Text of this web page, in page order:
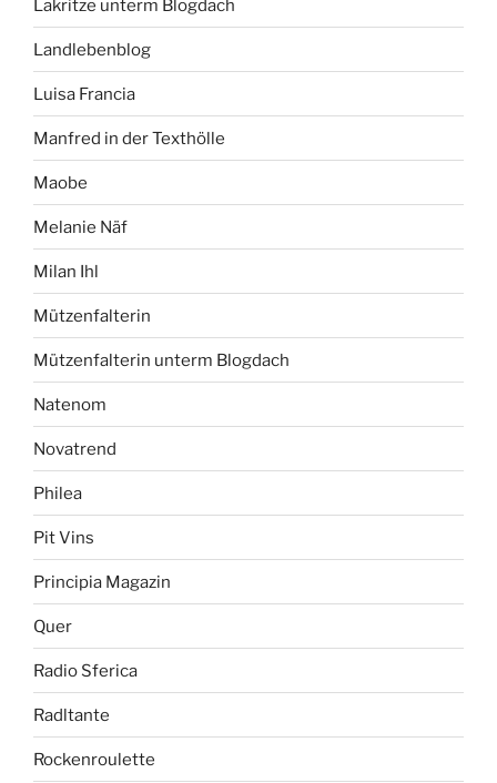
Lakritze unterm Blogdach
Landlebenblog
Luisa Francia
Manfred in der Texthölle
Maobe
Melanie Näf
Milan Ihl
Mützenfalterin
Mützenfalterin unterm Blogdach
Natenom
Novatrend
Philea
Pit Vins
Principia Magazin
Quer
Radio Sferica
Radltante
Rockenroulette